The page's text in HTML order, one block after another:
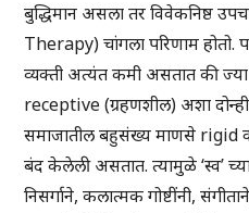
बुद्धिमान असला तर विवेकनिष्ठ
Therapy) चांगला परिणाम होतो.
व्यक्ती अत्यंत कमी असतात की ज्या
receptive (ग्रहणशील) अशा
समाजातील बहुसंख्य माणसे rigid
बंद केलेली असतात. त्यामुळे ‘स्व’
निसर्गाने, कलात्मक गोष्टींनी,